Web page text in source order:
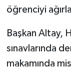
öğrenciyi
Başkan Altay,
sınavlarında
makamında